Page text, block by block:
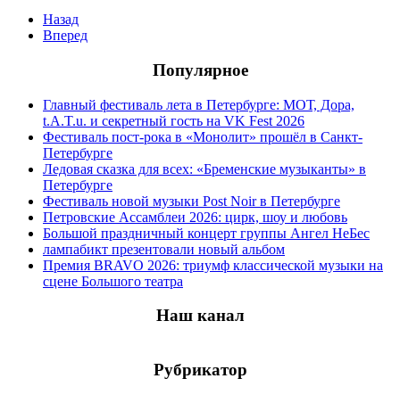
Назад
Вперед
Популярное
Главный фестиваль лета в Петербурге: МОТ, Дора,
t.A.T.u. и секретный гость на VK Fest 2026
Фестиваль пост-рока в «Монолит» прошёл в Санкт-
Петербурге
Ледовая сказка для всех: «Бременские музыканты» в
Петербурге
Фестиваль новой музыки Post Noir в Петербурге
Петровские Ассамблеи 2026: цирк, шоу и любовь
Большой праздничный концерт группы Ангел НеБес
лампабикт презентовали новый альбом
Премия BRAVO 2026: триумф классической музыки на
сцене Большого театра
Наш канал
Рубрикатор